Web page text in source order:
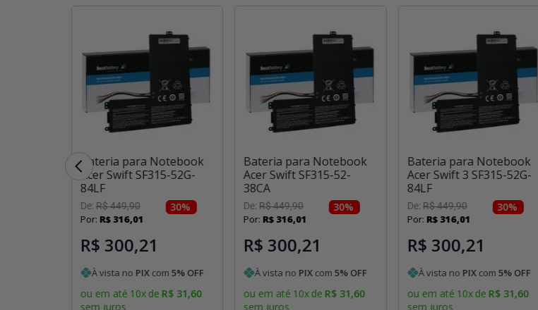
Bateria para Notebook
Acer Swift SF315-52G-
84LF
De:R$449,90 30%
Por: R$ 316,01
R$ 300,21
À vista no PIXcom 5% OFF
ou em até 10xde R$ 31,60
sem juros
Bateria para Notebook
Acer Swift SF315-52-
38CA
De:R$449,90 30%
Por: R$ 316,01
R$ 300,21
À vista no PIXcom5% OFF
ou em até 10xde R$ 31,60
sem juros
Bateria para Notebook
Acer Swift 3 SF315-52G-
84LF
De:R$449,90 30%
Por: R$ 316,01
R$ 300,21
À vista no PIXcom5% OFF
ou em até 10xde R$ 31,60
sem juros